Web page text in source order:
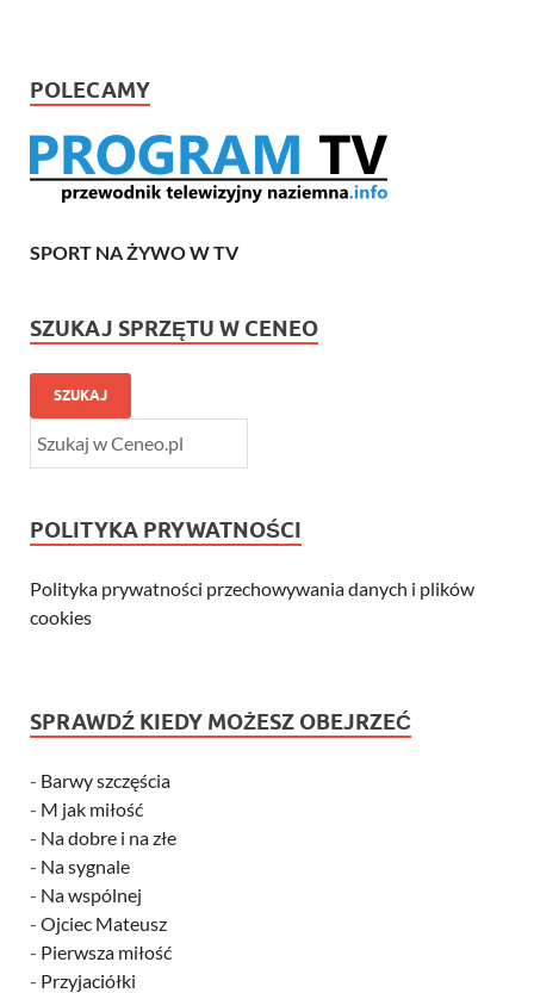
POLECAMY
SPORT NA ŻYWO W TV
SZUKAJ SPRZĘTU W CENEO
SZUKAJ
POLITYKA PRYWATNOŚCI
Polityka prywatności przechowywania danych i plików
cookies
SPRAWDŹ KIEDY MOŻESZ OBEJRZEĆ
- Barwy szczęścia
- M jak miłość
- Na dobre i na złe
- Na sygnale
- Na wspólnej
- Ojciec Mateusz
- Pierwsza miłość
- Przyjaciółki